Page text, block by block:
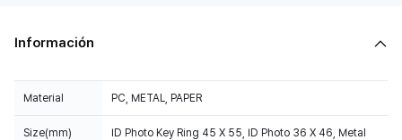
Información
Material PC, METAL, PAPER
Size(mm)
ID Photo Key Ring 45 X 55, ID Photo 36 X 46, Metal